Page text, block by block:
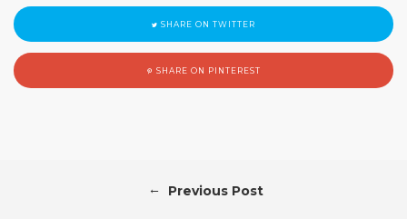
SHARE ON TWITTER
SHARE ON PINTEREST
← Previous Post